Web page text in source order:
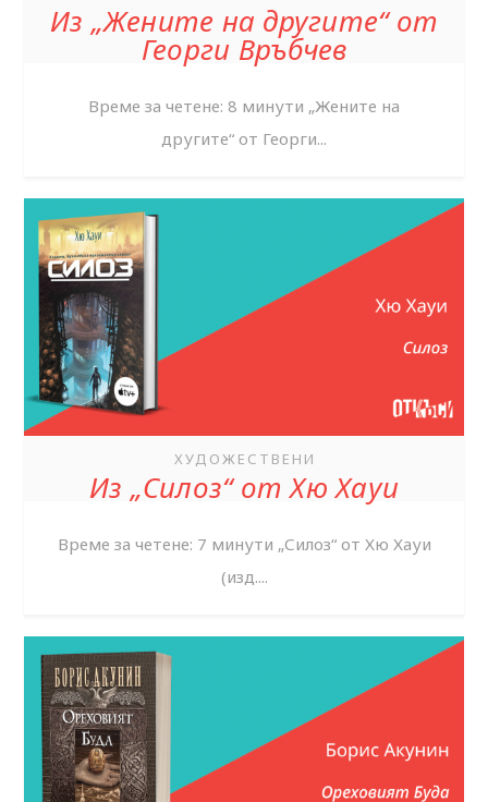
Из „Жените на другите“ от
Георги Връбчев
Време за четене: 8 минути „Жените на
другите“ от Георги...
ХУДОЖЕСТВЕНИ
Из „Силоз“ от Хю Хауи
Време за четене: 7 минути „Силоз“ от Хю Хауи
(изд....